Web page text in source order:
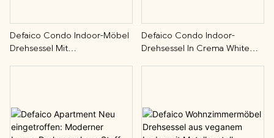
Defaico Condo Indoor-Möbel
Drehsessel Mit
Defaico Condo Indoor-
Drehsessel In Crema White